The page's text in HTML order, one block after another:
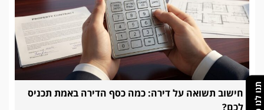
חישוב תשואה על דירה: כמה כסף הדירה באמת תכניס
לכם?